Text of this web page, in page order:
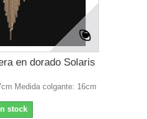
en dorado Solaris
Medida colgante: 16cm
stock